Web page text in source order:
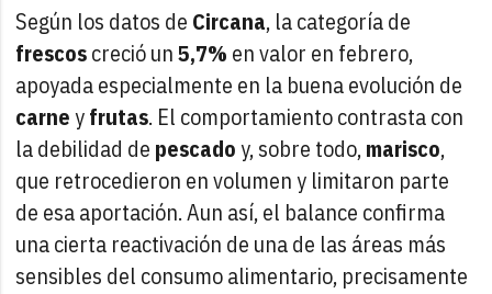
Según los datos de Circana, la categoría de
frescoscreció un5,7% en valor en febrero,
apoyada especialmente en la buena evolución de
carneyfrutas. El comportamiento contrasta con
la debilidad de pescadoy, sobre todo,marisco,
que retrocedieron en volumen y limitaron parte
de esa aportación. Aun así, el balance confirma
una cierta reactivación de una de las áreas más
sensibles del consumo alimentario, precisamente